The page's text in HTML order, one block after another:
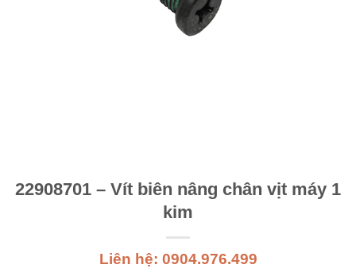
22908701 – Vít biên nâng chân vịt máy 1
kim
Liên hệ: 0904.976.499